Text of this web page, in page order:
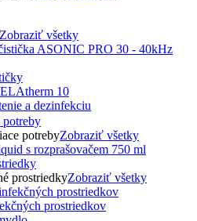
Zobraziť všetky
a dezinfekciu
potreby
potrebyZobraziť všetky
prostriedkyZobraziť všetky
prostriedkov